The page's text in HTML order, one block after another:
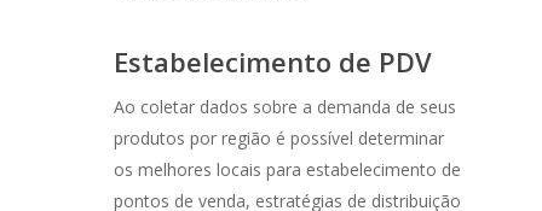
Estabelecimento de PDV
Ao coletar dados sobre a demanda de seus
produtos por região é possível determinar
os melhores locais para estabelecimento de
pontos de venda, estratégias de distribuição